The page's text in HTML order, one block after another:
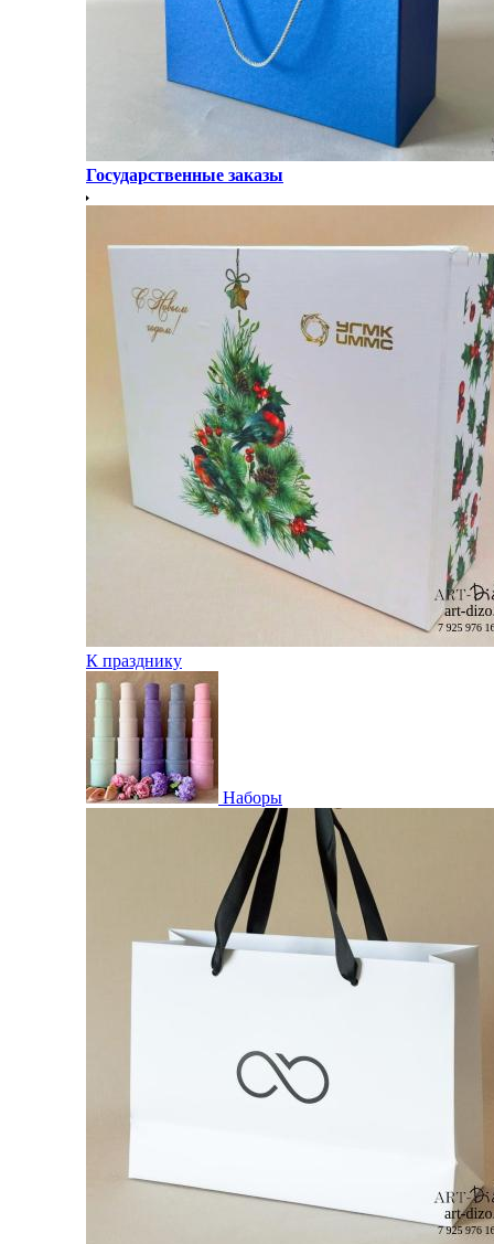
Государственные заказы
К празднику
Наборы